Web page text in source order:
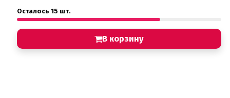
Осталось 15 шт.
В корзину